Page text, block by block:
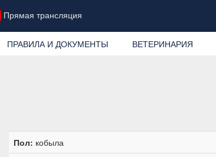
Прямая трансляция
ПРАВИЛА И ДОКУМЕНТЫ ВЕТЕРИНАРИЯ
Пол: кобыла